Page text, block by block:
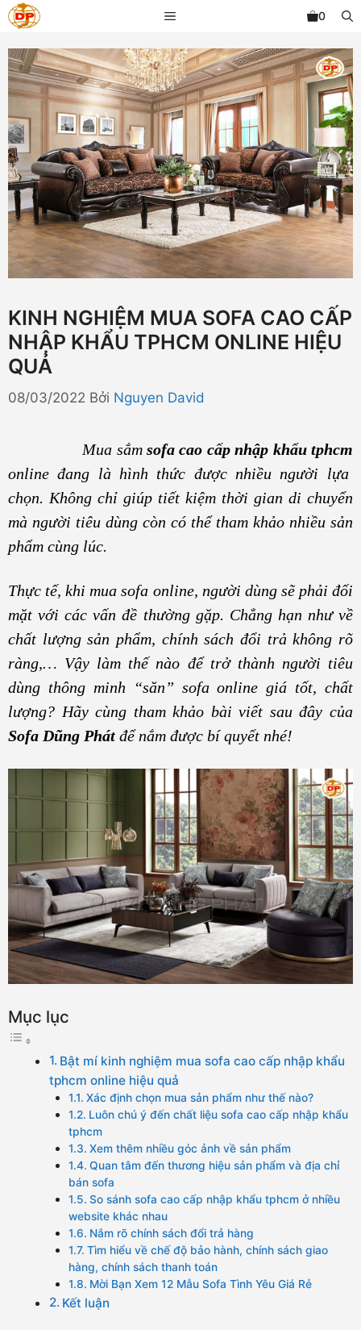
Chuyển
đến
nội
dung
MENU 0
KINH NGHIỆM MUA SOFA CAO CẤP
NHẬP KHẨU TPHCM ONLINE HIỆU
QUẢ
08/03/2022 Bởi Nguyen David
Mua sắmsofa cao cấp nhập khẩu tphcm
online đang là hình thức được nhiều người lựa
chọn. Không chỉ giúp tiết kiệm thời gian di chuyển
mà người tiêu dùng còn có thể tham khảo nhiều sản
phẩm cùng lúc.
Thực tế, khi mua sofa online, người dùng sẽ phải đối
mặt với các vấn đề thường gặp. Chẳng hạn như về
chất lượng sản phẩm, chính sách đổi trả không rõ
ràng,… Vậy làm thế nào để trở thành người tiêu
dùng thông minh “săn” sofa online giá tốt, chất
lượng? Hãy cùng tham khảo bài viết sau đây của
Sofa Dũng Phát để nắm được bí quyết nhé!
Mục lục
Bật mí kinh nghiệm mua sofa cao cấp nhập khẩu
tphcm online hiệu quả
Xác định chọn mua sản phẩm như thế nào?
Luôn chú ý đến chất liệu sofa cao cấp nhập khẩu
tphcm
Xem thêm nhiều góc ảnh về sản phẩm
Quan tâm đến thương hiệu sản phẩm và địa chỉ
bán sofa
So sánh sofa cao cấp nhập khẩu tphcm ở nhiều
website khác nhau
Nắm rõ chính sách đổi trả hàng
Tìm hiểu về chế độ bảo hành, chính sách giao
hàng, chính sách thanh toán
Mời Bạn Xem 12 Mẫu Sofa Tình Yêu Giá Rẻ
Kết luận